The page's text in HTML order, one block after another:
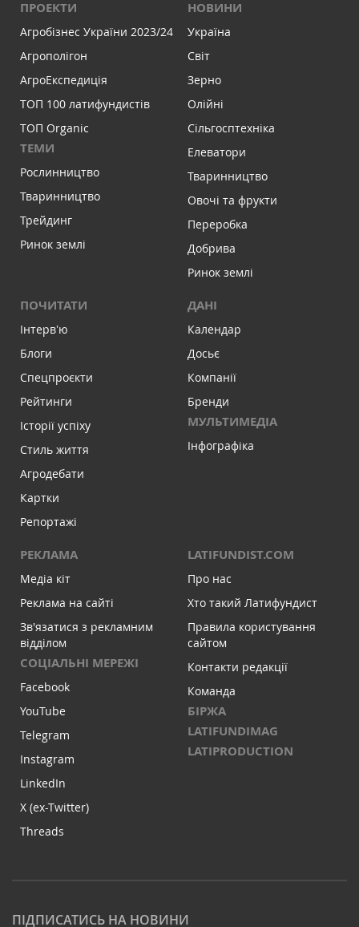
ПРОЕКТИ
Агробізнес України 2023/24
Агрополігон
АгроЕкспедиція
ТОП 100 латифундистів
ТОП Organic
ТЕМИ
Рослинництво
Тваринництво
Трейдинг
Ринок землі
НОВИНИ
Україна
Світ
Зерно
Олійні
Сільгосптехніка
Елеватори
Тваринництво
Овочі та фрукти
Переробка
Добрива
Ринок землі
ПОЧИТАТИ
Інтервʼю
Блоги
Спецпроєкти
Рейтинги
Історії успіху
Стиль життя
Агродебати
Картки
Репортажі
ДАНІ
Календар
Досьє
Компанії
Бренди
МУЛЬТИМЕДІА
Інфографіка
РЕКЛАМА
Медіа кіт
Реклама на сайті
Зв'язатися з рекламним
відділом
СОЦІАЛЬНІ МЕРЕЖІ
Facebook
YouTube
Telegram
Instagram
LinkedIn
X (ex-Twitter)
Threads
LATIFUNDIST.COM
Про нас
Хто такий Латифундист
Правила користування
сайтом
Контакти редакції
Команда
БІРЖА
LATIFUNDIMAG
LATIPRODUCTION
ПІДПИСАТИСЬ НА НОВИНИ